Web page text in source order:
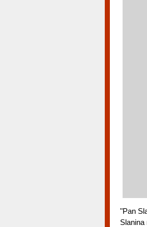
"Pan